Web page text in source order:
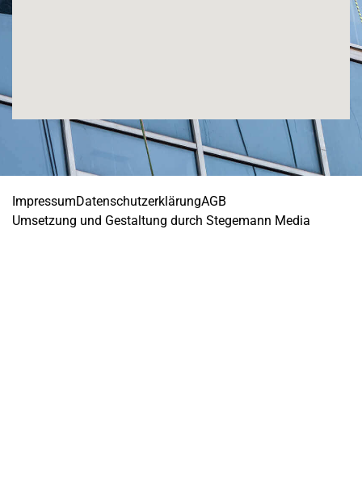
ImpressumDatenschutzerklärungAGB
Umsetzung und Gestaltung durch Stegemann Media